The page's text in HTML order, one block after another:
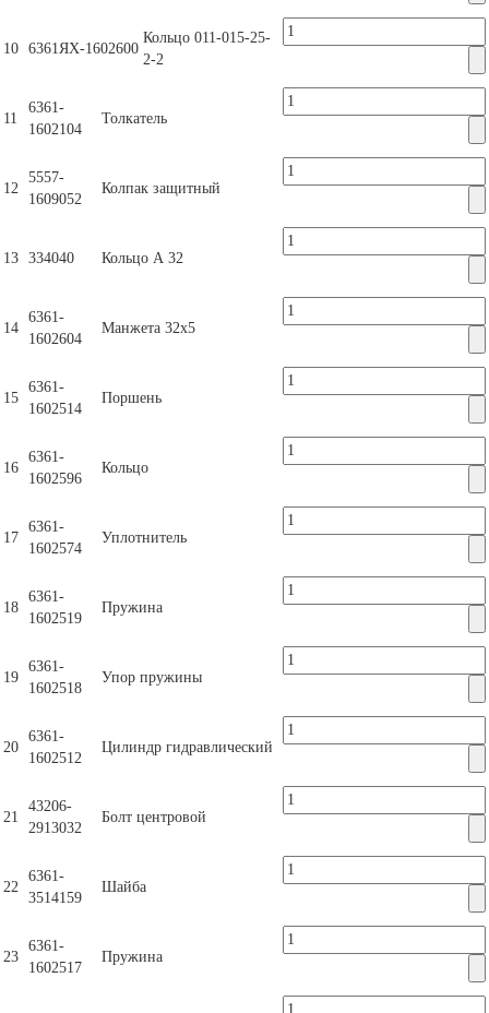
10 6361ЯХ-1602600
Кольцо 011-015-25-
2-2
11
6361-
1602104
Толкатель
12
5557-
1609052
Колпак защитный
13 334040 Кольцо А 32
14
6361-
1602604
Манжета 32х5
15
6361-
1602514
Поршень
16
6361-
1602596
Кольцо
17
6361-
1602574
Уплотнитель
18
6361-
1602519
Пружина
19
6361-
1602518
Упор пружины
20
6361-
1602512
Цилиндр гидравлический
21
43206-
2913032
Болт центровой
22
6361-
3514159
Шайба
23
6361-
1602517
Пружина